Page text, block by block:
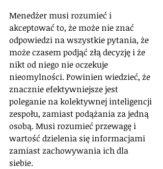
Menedżer musi rozumieć i
akceptować to, że może nie znać
odpowiedzi na wszystkie pytania, że
może czasem podjąć złą decyzję i że
nikt od niego nie oczekuje
nieomylności. Powinien wiedzieć, że
znacznie efektywniejsze jest
poleganie na kolektywnej inteligencji
zespołu, zamiast podążania za jedną
osobą. Musi rozumieć przewagę i
wartość dzielenia się informacjami
zamiast zachowywania ich dla
siebie.